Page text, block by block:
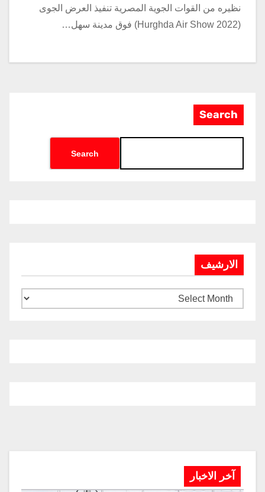
نظيره من القوات الجوية المصرية تنفيذ العرض الجوى
(Hurghda Air Show 2022) فوق مدينة سهل…
Search
Search
الارشيف
آخر الاخبار